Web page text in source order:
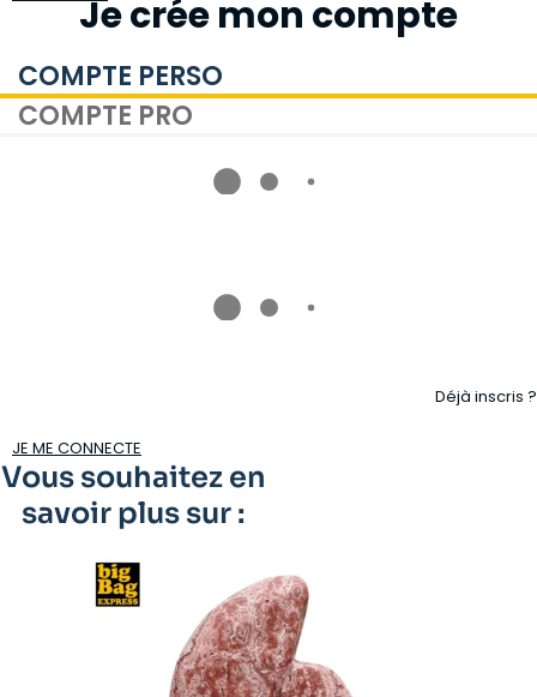
Je crée mon compte
COMPTE PERSO
COMPTE PRO
Déjà inscris ?
JE ME CONNECTE
Vous souhaitez en
savoir plus sur :